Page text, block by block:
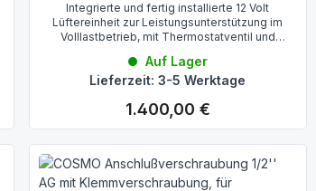
Integrierte und fertig installierte 12 Volt
Lüftereinheit zur Leistungsunterstützung im
Volllastbetrieb, mit Thermostatventil und
Auf Lager
Lieferzeit: 3-5 Werktage
Regulärer Preis:
1.400,00 €